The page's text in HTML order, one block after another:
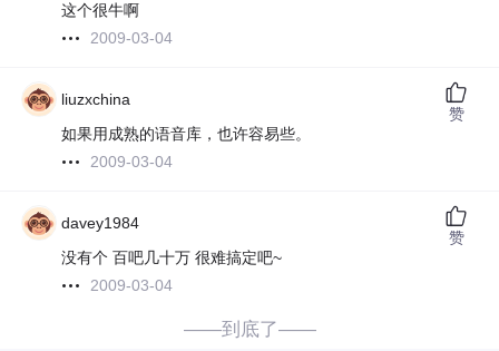
这个很牛啊
2009-03-04
liuzxchina
如果用成熟的语音库，也许容易些。
2009-03-04
赞
davey1984
没有个 百吧几十万 很难搞定吧~
2009-03-04
赞
——到底了——